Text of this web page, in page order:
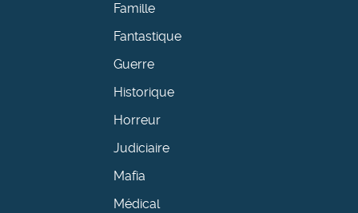
Famille
Fantastique
Guerre
Historique
Horreur
Judiciaire
Mafia
Médical